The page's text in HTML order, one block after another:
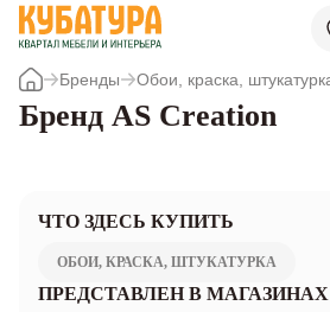
Бренды Обои, краска,
Бренд AS Creation
ЧТО ЗДЕСЬ КУПИТЬ
ОБОИ, КРАСКА, ШТУКАТУРКА
ПРЕДСТАВЛЕН В МАГАЗИНАХ